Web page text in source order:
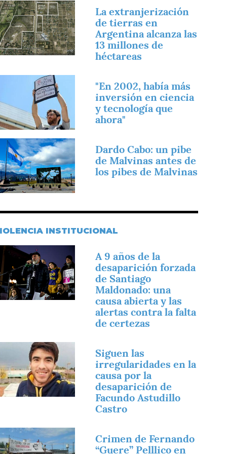
La extranjerización
de tierras en
Argentina alcanza las
13 millones de
héctareas
"En 2002, había más
inversión en ciencia
y tecnología que
ahora"
Dardo Cabo: un pibe
de Malvinas antes de
los pibes de Malvinas
INSTITUCIONAL
A 9 años de la
desaparición forzada
de Santiago
Maldonado: una
causa abierta y las
alertas contra la falta
de certezas
Siguen las
irregularidades en la
causa por la
desaparición de
Facundo Astudillo
Castro
Crimen de Fernando
“Guere” Pelllico en